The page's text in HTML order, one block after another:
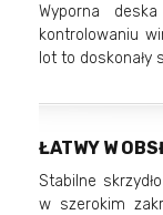
Wyporna
kontrolowaniu
lot to doskonały
ŁATWY W
Stabilne
w szerokim